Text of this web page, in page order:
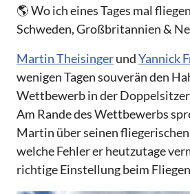
🌎 Wo ich eines Tages mal
Schweden, Großbritannien &
Martin TheisingerundYannick
wenigen Tagen souverän den
Wettbewerb in der
Am Rande des Wettbewerbs
Martin über seinen
welche Fehler er heutzutage
richtige Einstellung beim